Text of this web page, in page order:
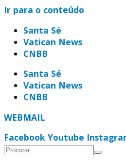
Ir para o conteúdo
Santa Sé
Vatican News
CNBB
Santa Sé
Vatican News
CNBB
WEBMAIL
Facebook Youtube